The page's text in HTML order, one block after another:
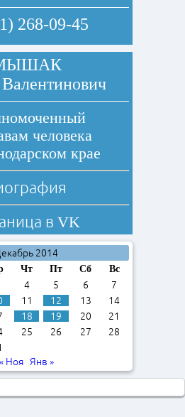
268-09-45
человека
крае
в VK
2014
Чт Пт Сб Вс
4 5 6
7
11 12 13
14
18 19 20
21
25 26 27
28
« Ноя Янв »